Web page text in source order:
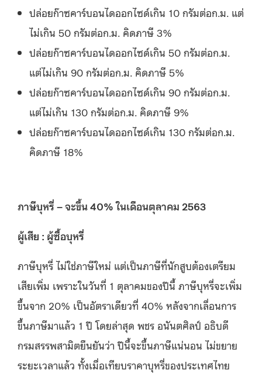
ปล่อยก๊าซคาร์บอนไดออกไซด์เกิน 10 กรัมต่อก.ม. แต่
ไม่เกิน 50 กรัมต่อก.ม. คิดภาษี 3%
ปล่อยก๊าซคาร์บอนไดออกไซด์เกิน 50 กรัมต่อก.ม.
แต่ไม่เกิน 90 กรัมต่อก.ม. คิดภาษี 5%
ปล่อยก๊าซคาร์บอนไดออกไซด์เกิน 90 กรัมต่อก.ม.
แต่ไม่เกิน 130 กรัมต่อก.ม. คิดภาษี 9%
ปล่อยก๊าซคาร์บอนไดออกไซด์เกิน 130 กรัมต่อก.ม.
คิดภาษี 18%
ภาษีบุหรี่ –จะขึ้น40%ในเดือนตุลาคม 2563
ผู้เสีย : ผู้ซื้อบุหรี่
ภาษีบุหรี่ ไม่ใช่ภาษีใหม่ แต่เป็นภาษีที่นักสูบต้องเตรียม
เสียเพิ่ม เพราะในวันที่ 1 ตุลาคมของปีนี้ ภาษีบุหรี่จะเพิ่ม
ขึ้นจาก 20% เป็นอัตราเดียวที่ 40% หลังจากเลื่อนการ
ขึ้นภาษีมาแล้ว 1 ปี โดยล่าสุด พชร อนันตศิลป์ อธิบดี
กรมสรรพสามิตยืนยันว่า ปีนี้จะขึ้นภาษีแน่นอน ไม่ขยาย
ระยะเวลาแล้ว ทั้งเมื่อเทียบราคาบุหรี่ของประเทศไทย